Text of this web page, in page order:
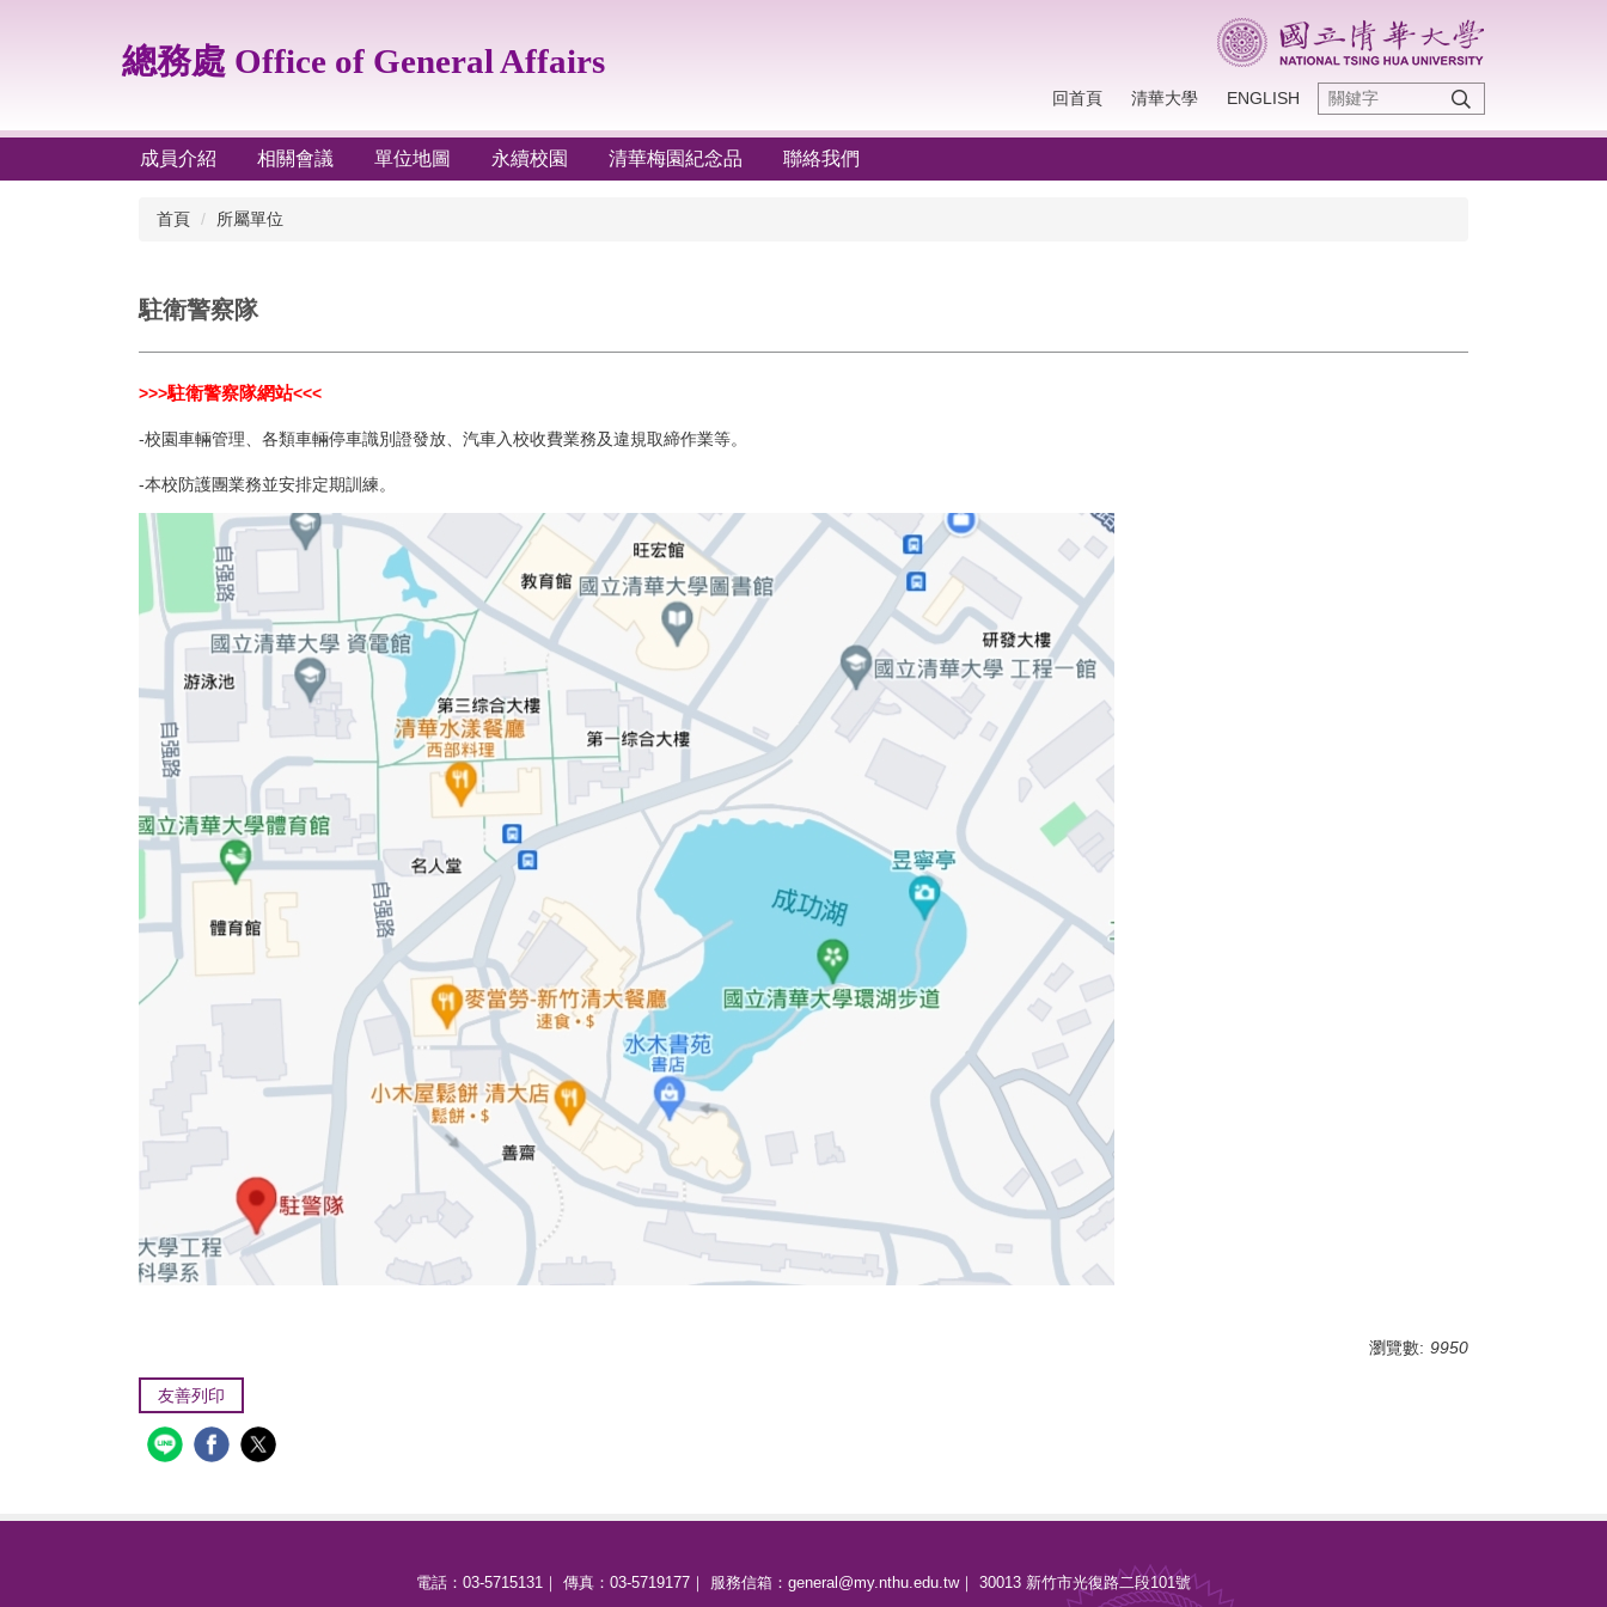
容
總務處 Office of General Affairs
回首頁 清華大學 ENGLISH
成員介紹 相關會議 單位地圖 永續校園 清華梅園紀念品 聯絡我們
首頁 所屬單位
駐衛警察隊
>>>駐衛警察隊網站<<<
-校園車輛管理、各類車輛停車識別證發放、汽車入校收費業務及違規取締作業等。
-本校防護團業務並安排定期訓練。
瀏覽數: 9950
友善列印
電話：03-5715131｜ 傳真：03-5719177｜ 服務信箱：general@my.nthu.edu.tw｜ 30013 新竹市光復路二段101號